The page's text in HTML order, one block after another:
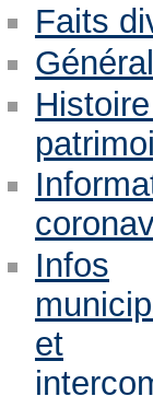
Faits
Général
Infos
et